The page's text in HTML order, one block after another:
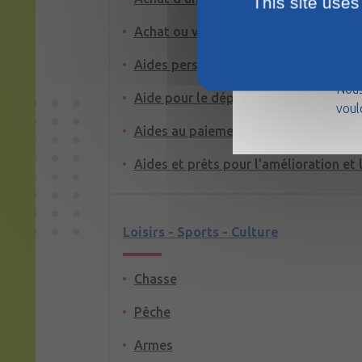
Achat ou vente d'un logement
Aides personnelles au logement
Aide pour le dépôt de garantie ou la
Aides au paiement des factures :
Aides et prêts pour l'amélioration et
Loisirs - Sports - Culture
Chasse
Pêche
Armes
La